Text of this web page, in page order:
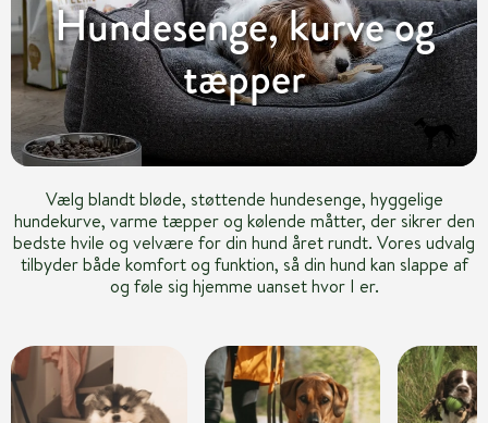
Hundesenge, kurve og
tæpper
Vælg blandt bløde, støttende hundesenge, hyggelige
hundekurve, varme tæpper og kølende måtter, der sikrer den
bedste hvile og velvære for din hund året rundt. Vores udvalg
tilbyder både komfort og funktion, så din hund kan slappe af
og føle sig hjemme uanset hvor I er.